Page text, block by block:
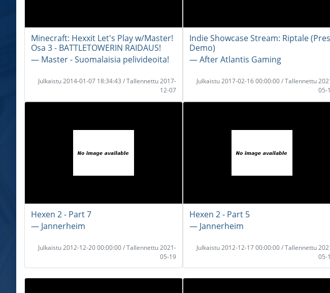
Minecraft: Hexxit Let's Play w/Master!
Osa 3 - BATTLETOWERIN RAIDAUS!
― Master - Suomalaisia pelivideoita!
Julkaistu 2014-01-07 18:34:43 / Tallennettu 2017-
12-07
Indie Showcase Stream: Riptale
Demo)
― After Atlantis Gaming
Julkaistu 2017-02-16 00:00:00 / Tallennettu
05-
Hexen 2 - Part 7
― Jannerheim
Julkaistu 2012-12-20 00:00:00 / Tallennettu 2021-
05-19
Hexen 2 - Part 5
― Jannerheim
Julkaistu 2012-12-17 00:00:00 / Tallennettu
05-